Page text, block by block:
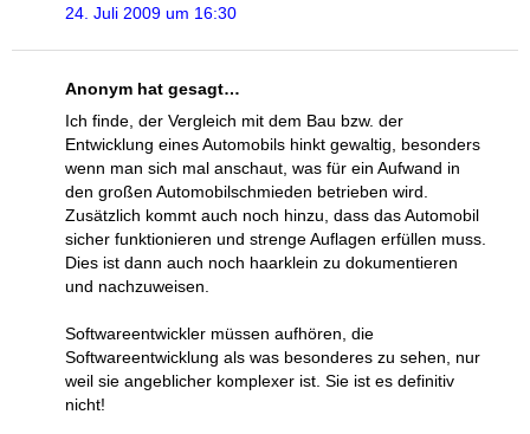
24. Juli 2009 um 16:30
Anonym hat gesagt…
Ich finde, der Vergleich mit dem Bau bzw. der
Entwicklung eines Automobils hinkt gewaltig, besonders
wenn man sich mal anschaut, was für ein Aufwand in
den großen Automobilschmieden betrieben wird.
Zusätzlich kommt auch noch hinzu, dass das Automobil
sicher funktionieren und strenge Auflagen erfüllen muss.
Dies ist dann auch noch haarklein zu dokumentieren
und nachzuweisen.
Softwareentwickler müssen aufhören, die
Softwareentwicklung als was besonderes zu sehen, nur
weil sie angeblicher komplexer ist. Sie ist es definitiv
nicht!